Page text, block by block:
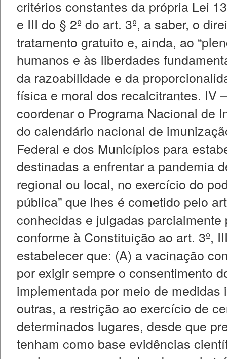
critérios constantes da própria Lei
e III do § 2º do art. 3º, a saber, o
tratamento gratuito e, ainda, ao
humanos e às liberdades
da razoabilidade e da
física e moral dos recalcitrantes. IV
coordenar o Programa Nacional de
do calendário nacional de
Federal e dos Municípios para
destinadas a enfrentar a pandemia
regional ou local, no exercício do
pública” que lhes é cometido pelo
conhecidas e julgadas
conforme à Constituição ao art. 3º,
estabelecer que: (A) a vacinação
por exigir sempre o consentimento
implementada por meio de
outras, a restrição ao exercício de
determinados lugares, desde que
tenham como base evidências